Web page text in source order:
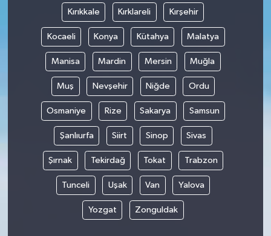
Kırıkkale Kırklareli Kırşehir
Kocaeli Konya Kütahya Malatya
Manisa Mardin Mersin Muğla
Muş Nevşehir Niğde Ordu
Osmaniye Rize Sakarya Samsun
Şanlıurfa Siirt Sinop Sivas
Şırnak Tekirdağ Tokat Trabzon
Tunceli Uşak Van Yalova
Yozgat Zonguldak